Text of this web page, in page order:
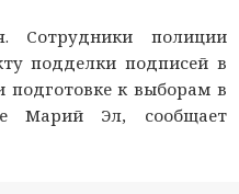
Сотрудники полиции
подделки подписей в
подготовке к выборам в
Марий Эл, сообщает